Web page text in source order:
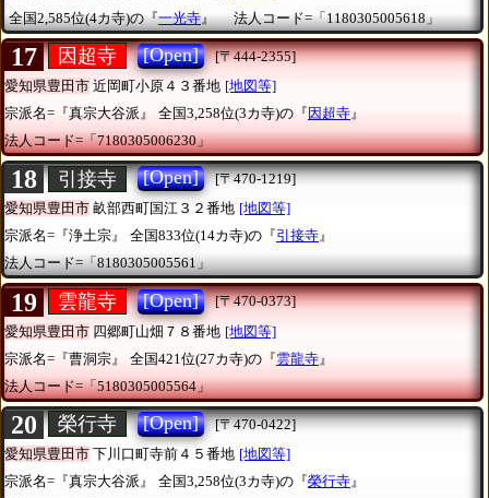
全国2,585位(4カ寺)の『一光寺』 法人コード=「1180305005618」
17 因超寺 [Open]
[〒444-2355]
愛知県豊田市 近岡町小原４３番地 [地図等]
宗派名=『真宗大谷派』
全国3,258位(3カ寺)の『 因超寺 』
法人コード=「7180305006230」
18 引接寺 [Open]
[〒470-1219]
愛知県豊田市 畝部西町国江３２番地 [地図等]
宗派名=『浄土宗』
全国833位(14カ寺)の『引接寺』
法人コード=「8180305005561」
19 雲龍寺 [Open]
[〒470-0373]
愛知県豊田市 四郷町山畑７８番地 [地図等]
宗派名=『曹洞宗』
全国421位(27カ寺)の『雲龍寺 』
法人コード=「5180305005564」
20 榮行寺 [Open]
[〒470-0422]
愛知県豊田市 下川口町寺前４５番地 [地図等]
宗派名=『真宗大谷派』
全国3,258位(3カ寺)の『榮行寺 』